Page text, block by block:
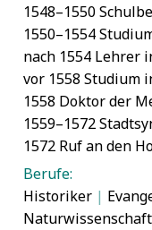
1548–1550
1550–1554
nach 1554 Lehrer
vor 1558 Studium
1558 Doktor der
1559–1572
1572 Ruf an den
Berufe:
Historiker |